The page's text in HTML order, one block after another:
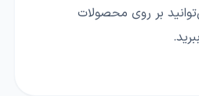
بر روی محصولات